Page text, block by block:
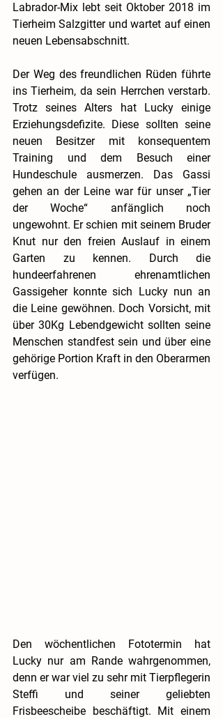
Labrador-Mix lebt seit Oktober 2018 im
Tierheim Salzgitter und wartet auf einen
neuen Lebensabschnitt.
Der Weg des freundlichen Rüden führte
ins Tierheim, da sein Herrchen verstarb.
Trotz seines Alters hat Lucky einige
Erziehungsdefizite. Diese sollten seine
neuen Besitzer mit konsequentem
Training und dem Besuch einer
Hundeschule ausmerzen. Das Gassi
gehen an der Leine war für unser „Tier
der Woche“ anfänglich noch
ungewohnt. Er schien mit seinem Bruder
Knut nur den freien Auslauf in einem
Garten zu kennen. Durch die
hundeerfahrenen ehrenamtlichen
Gassigeher konnte sich Lucky nun an
die Leine gewöhnen. Doch Vorsicht, mit
über 30Kg Lebendgewicht sollten seine
Menschen standfest sein und über eine
gehörige Portion Kraft in den Oberarmen
verfügen.
Den wöchentlichen Fototermin hat
Lucky nur am Rande wahrgenommen,
denn er war viel zu sehr mit Tierpflegerin
Steffi und seiner geliebten
Frisbeescheibe beschäftigt. Mit einem